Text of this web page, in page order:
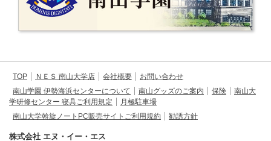
TOP ＮＥＳ 南山大学店 会社概要
お問い合わせ
南山学園 伊勢海浜センターについて
南山グッズのご案内 保険
南山大
学研修センター 寝具ご利用規定
月極駐車場
南山大学斡旋ノートPC販売サイトご利用規約
勧誘方針
株式会社 エヌ・イー・エス